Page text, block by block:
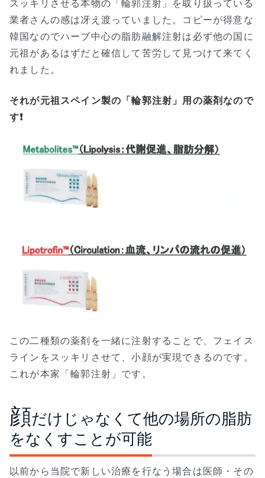
スッキリさせる本物の「輪郭注射」を取り扱っている
業者さんの感は冴え渡っていました。コピーが得意な
韓国なのでハーブ中心の脂肪融解注射は必ず他の国に
元祖があるはずだと確信して苦労して見つけて来てく
れました。
それが元祖スペイン製の「輪郭注射」用の薬剤なので
す❗
この二種類の薬剤を一緒に注射することで、フェイス
ラインをスッキリさせて、小顔が実現できるのです。
これが本家「輪郭注射」です。
顔だけじゃなくて他の場所の脂肪
をなくすことが可能
以前から当院で新しい治療を行なう場合は医師・その